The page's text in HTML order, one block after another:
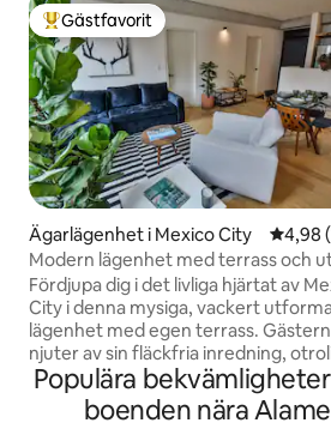
Populär gästfavorit
Gästfavorit
Ägarlägenhet i Mexico City 4,98
4,98
Modern lägenhet med terrass och
över taket
Fördjupa dig i det livliga hjärtat av
City i denna mysiga, vackert
lägenhet med egen terrass.
njuter av sin fläckfria inredning,
utsikt över taket och perfekt läge -
från Zócalo, Bellas Artes och trendiga
grannskap. Njut av förstklassiga
Populära
boenden nära